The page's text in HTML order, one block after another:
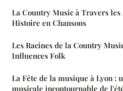
La Country Music à Travers les
Histoire en Chansons
Les Racines de la Country
Influences Folk
La Fête de la musique à Lyon :
musicale incontournable de